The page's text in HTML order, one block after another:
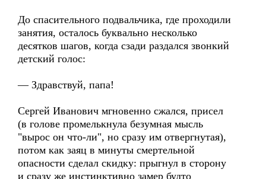
До спасительного подвальчика, где проходили
занятия, осталось буквально несколько
десятков шагов, когда сзади раздался звонкий
детский голос:
— Здравствуй, папа!
Сергей Иванович мгновенно сжался, присел
(в голове промелькнула безумная мысль
"вырос он что-ли", но сразу им отвергнутая),
потом как заяц в минуты смертельной
опасности сделал скидку: прыгнул в сторону
и сразу же инстинктивно замер будто